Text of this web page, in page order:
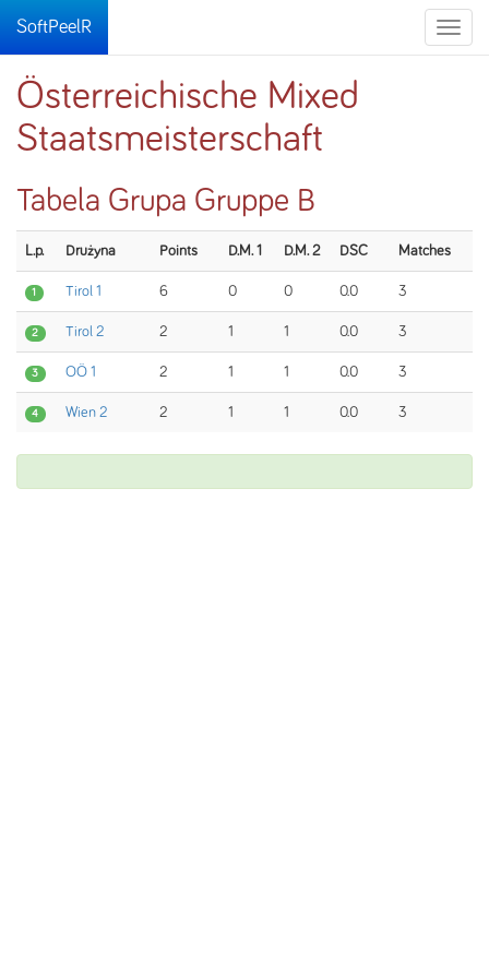
Toggle
SoftPeelR
Österreichische Mixed
Staatsmeisterschaft
Tabela Grupa Gruppe B
L.p. Drużyna Points D.M. 1 D.M. 2 DSC Matches
1 Tirol 1 6 0 0 0.0 3
2 Tirol 2 2 1 1 0.0 3
3 OÖ 1 2 1 1 0.0 3
4 Wien 2 2 1 1 0.0 3